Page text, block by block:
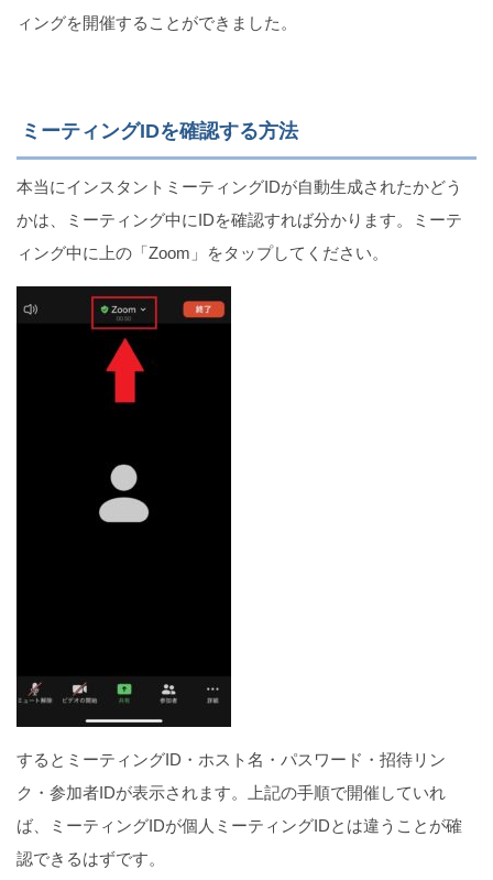
ィングを開催することができました。
ミーティングIDを確認する方法
本当にインスタントミーティングIDが自動生成されたかどう
かは、ミーティング中にIDを確認すれば分かります。ミーテ
ィング中に上の「Zoom」をタップしてください。
するとミーティングID・ホスト名・パスワード・招待リン
ク・参加者IDが表示されます。上記の手順で開催していれ
ば、ミーティングIDが個人ミーティングIDとは違うことが確
認できるはずです。